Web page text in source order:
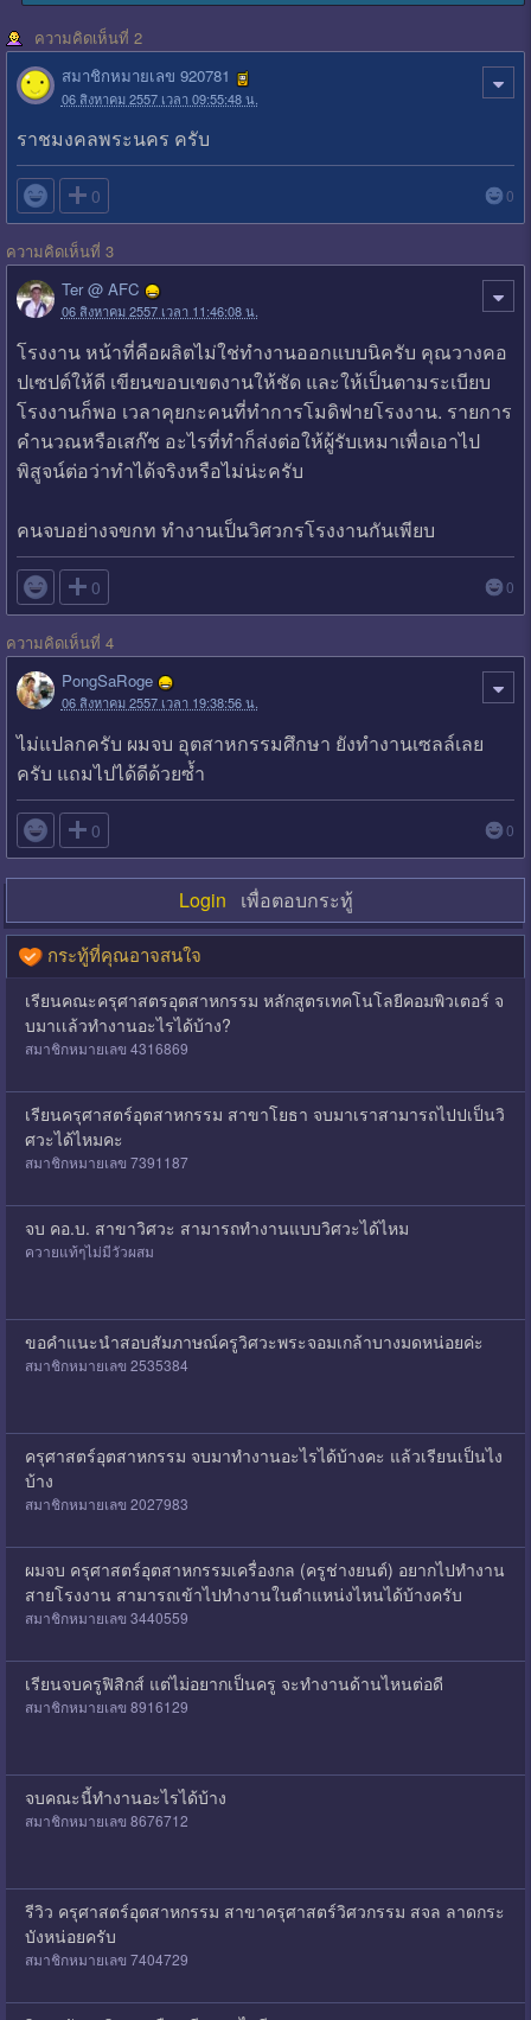
ความคิดเห็นที่ 2
สมาชิกหมายเลข 920781
06 สิงหาคม 2557 เวลา 09:55:48 น.
ราชมงคลพระนคร ครับ
 0 0
ความคิดเห็นที่ 3
Ter @ AFC
06 สิงหาคม 2557 เวลา 11:46:08 น.
โรงงาน หน้าที่คือผลิตไม่ใช่ทำงานออกแบบนิครับ คุณวางคอ
ปเซปต์ให้ดี เขียนขอบเขตงานให้ชัด และให้เป็นตามระเบียบ
โรงงานก็พอ เวลาคุยกะคนที่ทำการโมดิฟายโรงงาน. รายการ
คำนวณหรือเสก๊ช อะไรที่ทำก็ส่งต่อให้ผู้รับเหมาเพื่อเอาไป
พิสูจน์ต่อว่าทำได้จริงหรือไม่น่ะครับ
คนจบอย่างจขกท ทำงานเป็นวิศวกรโรงงานกันเพียบ
 0 0
ความคิดเห็นที่ 4
PongSaRoge
06 สิงหาคม 2557 เวลา 19:38:56 น.
ไม่แปลกครับ ผมจบ อุตสาหกรรมศึกษา ยังทำงานเซลล์เลย
ครับ แถมไปได้ดีด้วยซ้ำ
 0 0
Login เพื่อตอบกระทู้
กระทู้ที่คุณอาจสนใจ
เรียนคณะครุศาสตรอุตสาหกรรม หลักสูตรเทคโนโลยีคอมพิวเตอร์ จ
บมาเเล้วทำงานอะไรได้บ้าง?
สมาชิกหมายเลข 4316869
เรียนครุศาสตร์อุตสาหกรรม สาขาโยธา จบมาเราสามารถไปปเป็นวิ
ศวะได้ไหมคะ
สมาชิกหมายเลข 7391187
จบ คอ.บ. สาขาวิศวะ สามารถทำงานแบบวิศวะได้ไหม
ควายแท้ๆไม่มีวัวผสม
ขอคำแนะนำสอบสัมภาษณ์ครูวิศวะพระจอมเกล้าบางมดหน่อยค่ะ
สมาชิกหมายเลข 2535384
ครุศาสตร์อุตสาหกรรม จบมาทำงานอะไรได้บ้างคะ แล้วเรียนเป็นไง
บ้าง
สมาชิกหมายเลข 2027983
ผมจบ ครุศาสตร์อุตสาหกรรมเครื่องกล (ครูช่างยนต์) อยากไปทำงาน
สายโรงงาน สามารถเข้าไปทำงานในตำแหน่งไหนได้บ้างครับ
สมาชิกหมายเลข 3440559
เรียนจบครูฟิสิกส์ แต่ไม่อยากเป็นครู จะทำงานด้านไหนต่อดี
สมาชิกหมายเลข 8916129
จบคณะนี้ทำงานอะไรได้บ้าง
สมาชิกหมายเลข 8676712
รีวิว ครุศาสตร์อุตสาหกรรม สาขาครุศาสตร์วิศวกรรม สจล ลาดกระ
บังหน่อยครับ
สมาชิกหมายเลข 7404729